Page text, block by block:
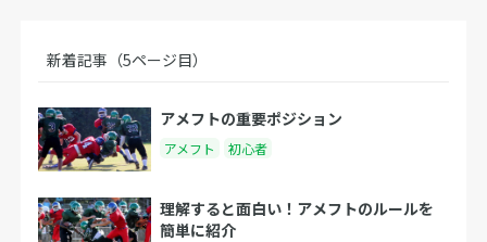
新着記事（5ページ目）
アメフトの重要ポジション
アメフト 初心者
理解すると面白い！アメフトのルールを
簡単に紹介